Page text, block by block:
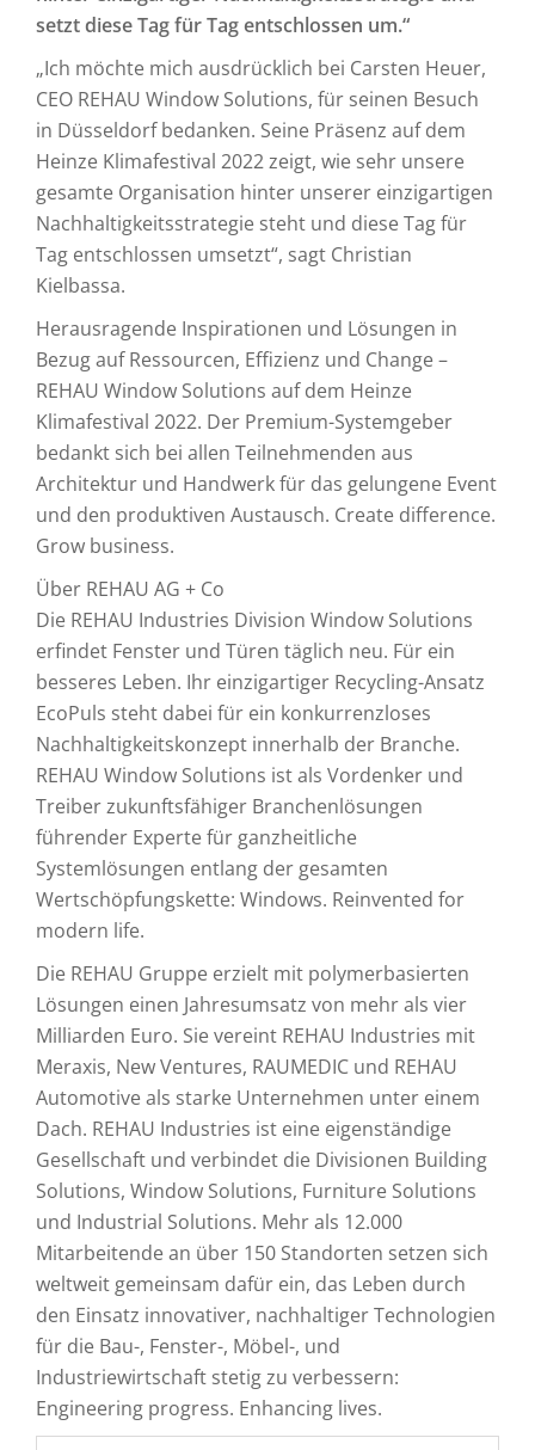
setzt diese Tag für Tag entschlossen um.“
„Ich möchte mich ausdrücklich bei Carsten Heuer,
CEO REHAU Window Solutions, für seinen Besuch
in Düsseldorf bedanken. Seine Präsenz auf dem
Heinze Klimafestival 2022 zeigt, wie sehr unsere
gesamte Organisation hinter unserer einzigartigen
Nachhaltigkeitsstrategie steht und diese Tag für
Tag entschlossen umsetzt“, sagt Christian
Kielbassa.
Herausragende Inspirationen und Lösungen in
Bezug auf Ressourcen, Effizienz und Change –
REHAU Window Solutions auf dem Heinze
Klimafestival 2022. Der Premium-Systemgeber
bedankt sich bei allen Teilnehmenden aus
Architektur und Handwerk für das gelungene Event
und den produktiven Austausch. Create difference.
Grow business.
Über REHAU AG + Co
Die REHAU Industries Division Window Solutions
erfindet Fenster und Türen täglich neu. Für ein
besseres Leben. Ihr einzigartiger Recycling-Ansatz
EcoPuls steht dabei für ein konkurrenzloses
Nachhaltigkeitskonzept innerhalb der Branche.
REHAU Window Solutions ist als Vordenker und
Treiber zukunftsfähiger Branchenlösungen
führender Experte für ganzheitliche
Systemlösungen entlang der gesamten
Wertschöpfungskette: Windows. Reinvented for
modern life.
Die REHAU Gruppe erzielt mit polymerbasierten
Lösungen einen Jahresumsatz von mehr als vier
Milliarden Euro. Sie vereint REHAU Industries mit
Meraxis, New Ventures, RAUMEDIC und REHAU
Automotive als starke Unternehmen unter einem
Dach. REHAU Industries ist eine eigenständige
Gesellschaft und verbindet die Divisionen Building
Solutions, Window Solutions, Furniture Solutions
und Industrial Solutions. Mehr als 12.000
Mitarbeitende an über 150 Standorten setzen sich
weltweit gemeinsam dafür ein, das Leben durch
den Einsatz innovativer, nachhaltiger Technologien
für die Bau-, Fenster-, Möbel-, und
Industriewirtschaft stetig zu verbessern:
Engineering progress. Enhancing lives.